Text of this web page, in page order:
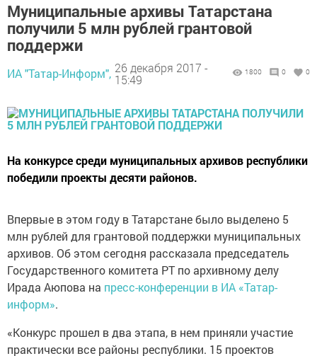
Муниципальные архивы Татарстана
получили 5 млн рублей грантовой
поддержи
ИА "Татар-Информ", 26 декабря 2017 -
15:49
1800 0 0
На конкурсе среди муниципальных архивов республики
победили проекты десяти районов.
Впервые в этом году в Татарстане было выделено 5
млн рублей для грантовой поддержки муниципальных
архивов. Об этом сегодня рассказала председатель
Государственного комитета РТ по архивному делу
Ирада Аюпова на пресс-конференции в ИА «Татар-
информ».
«Конкурс прошел в два этапа, в нем приняли участие
практически все районы республики. 15 проектов